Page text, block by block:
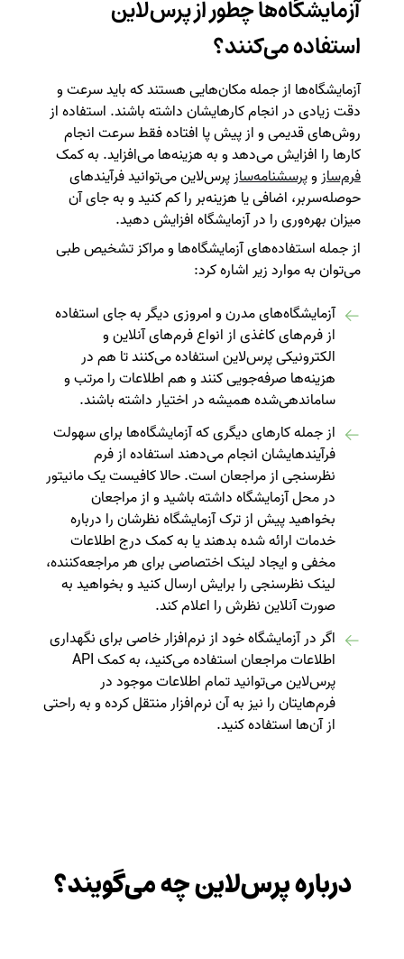
آزمایشگاه‌ها چطور از پرس‌لاین
استفاده می‌کنند؟
آزمایشگاه‌ها از جمله مکان‌هایی هستند که باید سرعت و
دقت زیادی در انجام کارهایشان داشته باشند. استفاده از
روش‌های قدیمی و از پیش پا افتاده فقط سرعت انجام
کارها را افزایش می‌دهد و به هزینه‌ها می‌افزاید. به کمک
فرم‌سازوپرسشنامه‌سازپرس‌لاین می‌توانید فرآیندهای
حوصله‌سربر، اضافی یا هزینه‌بر را کم کنید و به جای آن
میزان بهره‌وری را در آزمایشگاه افزایش دهید.
از جمله استفاده‌های آزمایشگاه‌ها و مراکز تشخیص طبی
می‌توان به موارد زیر اشاره کرد:
آزمایشگاه‌های مدرن و امروزی دیگر به جای استفاده
از فرم‌های کاغذی از انواع فرم‌های آنلاین و
الکترونیکی پرس‌لاین استفاده می‌کنند تا هم در
هزینه‌ها صرفه‌جویی کنند و هم اطلاعات را مرتب و
ساماندهی‌شده همیشه در اختیار داشته باشند.
از جمله کارهای دیگری که آزمایشگاه‌ها برای سهولت
فرآیندهایشان انجام می‌دهند استفاده از فرم
نظرسنجی از مراجعان است. حالا کافیست یک مانیتور
در محل آزمایشگاه داشته باشید و از مراجعان
بخواهید پیش از ترک آزمایشگاه نظرشان را درباره
خدمات ارائه شده بدهند یا به کمک درج اطلاعات
مخفی و ایجاد لینک اختصاصی برای هر مراجعه‌کننده،
لینک نظرسنجی را برایش ارسال کنید و بخواهید به
صورت آنلاین نظرش را اعلام کند.
اگر در آزمایشگاه خود از نرم‌افزار خاصی برای نگهداری
اطلاعات مراجعان استفاده می‌کنید، به کمک API
پرس‌لاین می‌توانید تمام اطلاعات موجود در
فرم‌هایتان را نیز به آن نرم‌افزار منتقل کرده و به راحتی
از آن‌ها استفاده کنید.
درباره پرس‌لاین چه می‌گویند؟